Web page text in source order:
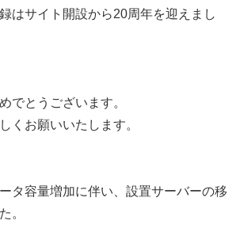
はサイト開設から20周年を迎えまし
でとうございます。
くお願いいたします。
タ容量増加に伴い、設置サーバーの移
。